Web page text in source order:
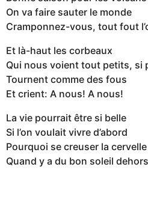
On va faire sauter le monde
Cramponnez-vous, tout fout
Et là-haut les corbeaux
Qui nous voient tout petits, si
Tournent comme des fous
Et crient: A nous! A nous!
La vie pourrait être si belle
Si l’on voulait vivre d’abord
Pourquoi se creuser la cervelle
Quand y a du bon soleil